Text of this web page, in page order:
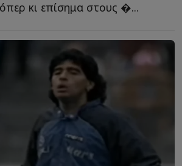
κι επίσημα στους �...